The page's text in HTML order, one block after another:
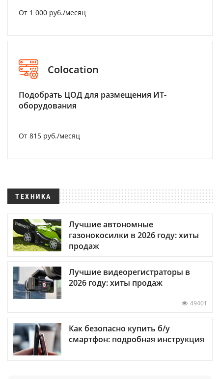
От 1 000 руб./месяц
Colocation
Подобрать ЦОД для размещения ИТ-
оборудования
От 815 руб./месяц
ТЕХНИКА
Лучшие автономные
газонокосилки в 2026 году: хиты
продаж
Лучшие видеорегистраторы в
2026 году: хиты продаж
49401
Как безопасно купить б/у
смартфон: подробная инструкция